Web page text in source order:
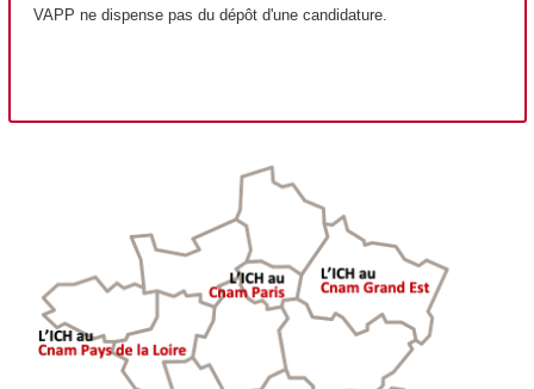
VAPP ne dispense pas du dépôt d'une candidature.